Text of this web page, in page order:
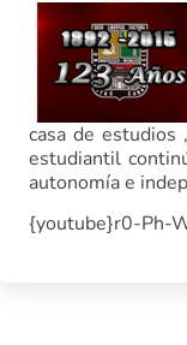
casa de estudios
estudiantil
autonomía e
{youtube}r0-Ph-